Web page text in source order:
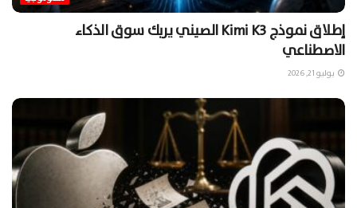
إطلاق نموذج Kimi K3 الصيني يربك سوق الذكاء
الاصطناعي
يوليو 21, 2026